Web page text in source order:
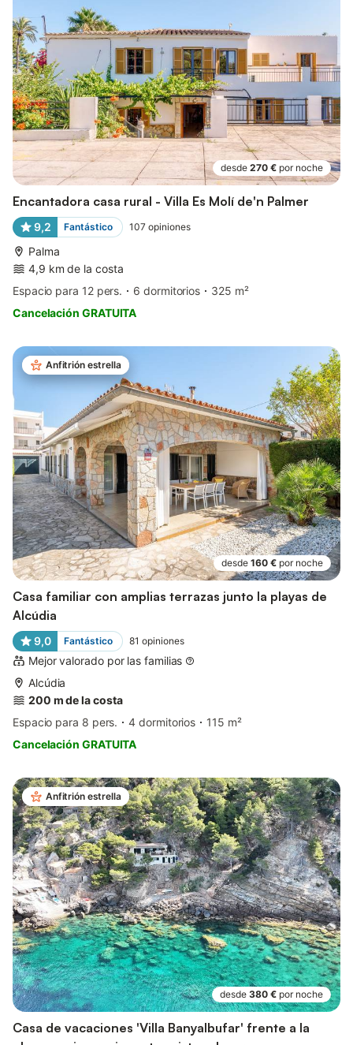
desde 270 € por noche
Encantadora casa rural - Villa Es Molí de'n Palmer
9,2 Fantástico 107 opiniones
Palma
4,9 km de la costa
Espacio para 12 pers.
6 dormitorios
325 m²
Cancelación GRATUITA
Anfitrión estrella
desde 160 € por noche
Casa familiar con amplias terrazas junto la playas de
Alcúdia
9,0 Fantástico 81 opiniones
Mejor valorado por las familias
Alcúdia
200 m de la costa
Espacio para 8 pers.
4 dormitorios
115 m²
Cancelación GRATUITA
Anfitrión estrella
desde 380 € por noche
Casa de vacaciones 'Villa Banyalbufar' frente a la